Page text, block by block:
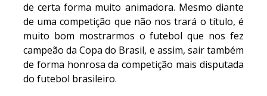
de certa forma muito animadora. Mesmo diante
de uma competição que não nos trará o título, é
muito bom mostrarmos o futebol que nos fez
campeão da Copa do Brasil, e assim, sair também
de forma honrosa da competição mais disputada
do futebol brasileiro.